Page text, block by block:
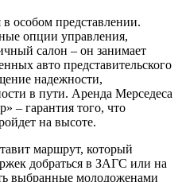
особом представлении.
опции управления,
салон – он занимает
авто представительского
надежности,
в пути. Аренда Мерседеса
– гарантия того, что
на высоте.
маршрут, который
добраться в ЗАГС или на
выбранные молодоженами